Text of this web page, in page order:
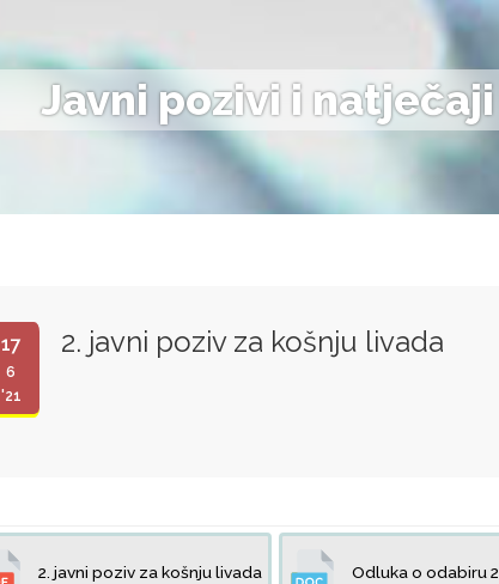
Javni pozivi i natječaji
17
6
'21
2. javni poziv za košnju livada
2. javni poziv za košnju livada Odluka o odabiru 2